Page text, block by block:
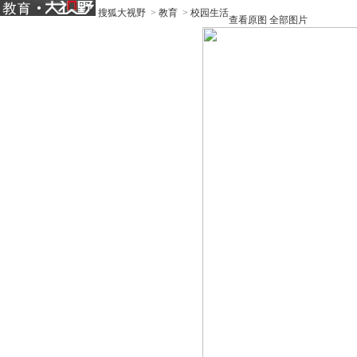
搜狐大视野 > 教育 > 校园生活
查看原图 全部图片